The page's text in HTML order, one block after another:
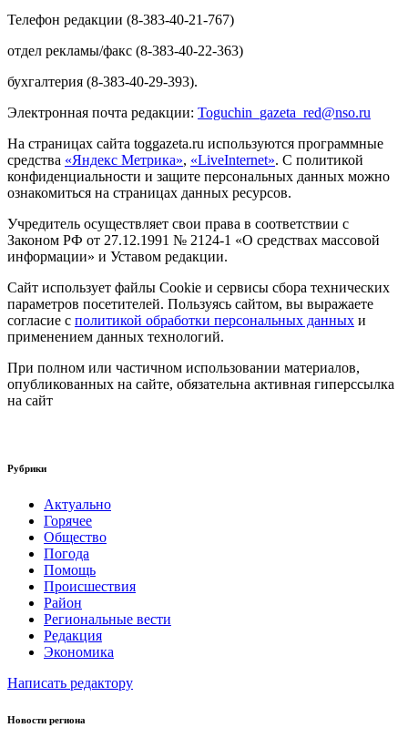
Телефон редакции (8-383-40-21-767)
отдел рекламы/факс (8-383-40-22-363)
бухгалтерия (8-383-40-29-393).
Электронная почта редакции: Toguchin gazeta red@nso.ru
На страницах сайта toggazeta.ru используются программные
средства «Яндекс Метрика», «LiveInternet». С политикой
конфиденциальности и защите персональных данных можно
ознакомиться на страницах данных ресурсов.
Учредитель осуществляет свои права в соответствии с
Законом РФ от 27.12.1991 № 2124-1 «О средствах массовой
информации» и Уставом редакции.
Сайт использует файлы Cookie и сервисы сбора технических
параметров посетителей. Пользуясь сайтом, вы выражаете
согласие с политикой обработки персональных данных и
применением данных технологий.
При полном или частичном использовании материалов,
опубликованных на сайте, обязательна активная гиперссылка
на сайт
Рубрики
Актуально
Горячее
Общество
Погода
Помощь
Происшествия
Район
Региональные вести
Редакция
Экономика
Написать редактору
Новости региона